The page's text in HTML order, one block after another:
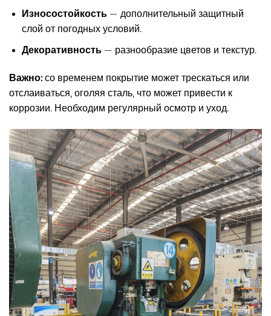
Износостойкость— дополнительный защитный
слой от погодных условий.
Декоративность— разнообразие цветов и текстур.
Важно: со временем покрытие может трескаться или
отслаиваться, оголяя сталь, что может привести к
коррозии. Необходим регулярный осмотр и уход.